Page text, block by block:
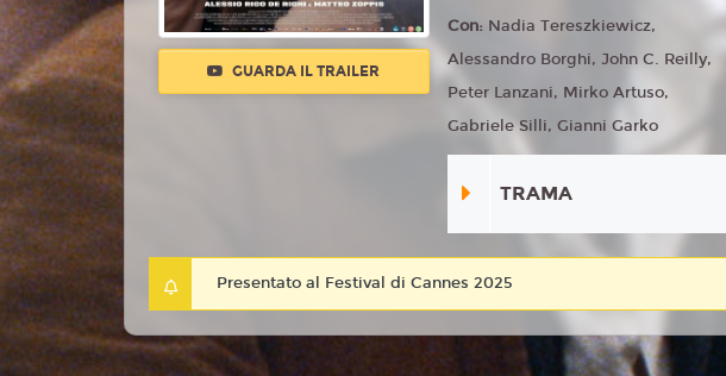
GUARDA IL TRAILER
Con: Nadia Tereszkiewicz,
Alessandro Borghi, John C. Reilly,
Peter Lanzani, Mirko Artuso,
Gabriele Silli, Gianni Garko
TRAMA
Presentato al Festival di Cannes 2025